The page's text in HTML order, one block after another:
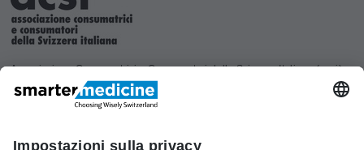
Associazione Consumatrici e Consumatori della Svizzera Italiana (acsi)
www.acsi.ch